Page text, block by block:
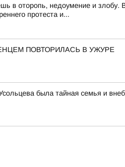
в оторопь, недоумение и злобу.
протеста и...
ПОВТОРИЛАСЬ В УЖУРЕ
была тайная семья и